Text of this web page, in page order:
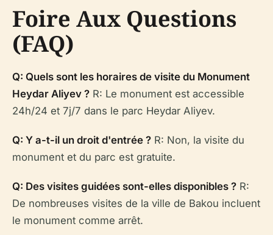
Foire Aux Questions
(FAQ)
Q: Quels sont les horaires de visite du Monument
Heydar Aliyev ? R: Le monument est accessible
24h/24 et 7j/7 dans le parc Heydar Aliyev.
Q: Y a-t-il un droit d'entrée ? R: Non, la visite du
monument et du parc est gratuite.
Q: Des visites guidées sont-elles disponibles ? R:
De nombreuses visites de la ville de Bakou incluent
le monument comme arrêt.